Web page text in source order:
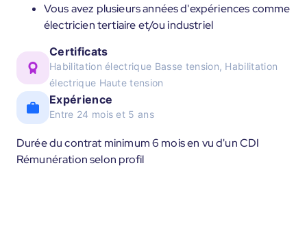
Vous avez plusieurs années d'expériences comme
électricien tertiaire et/ou industriel
Certificats
Habilitation électrique Basse tension, Habilitation
électrique Haute tension
Expérience
Entre 24 mois et 5 ans
Durée du contrat minimum 6 mois en vu d'un CDI
Rémunération selon profil